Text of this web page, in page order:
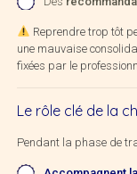
Reprendre trop tôt
une mauvaise
fixées par le
Le rôle clé de la
Pendant la phase de